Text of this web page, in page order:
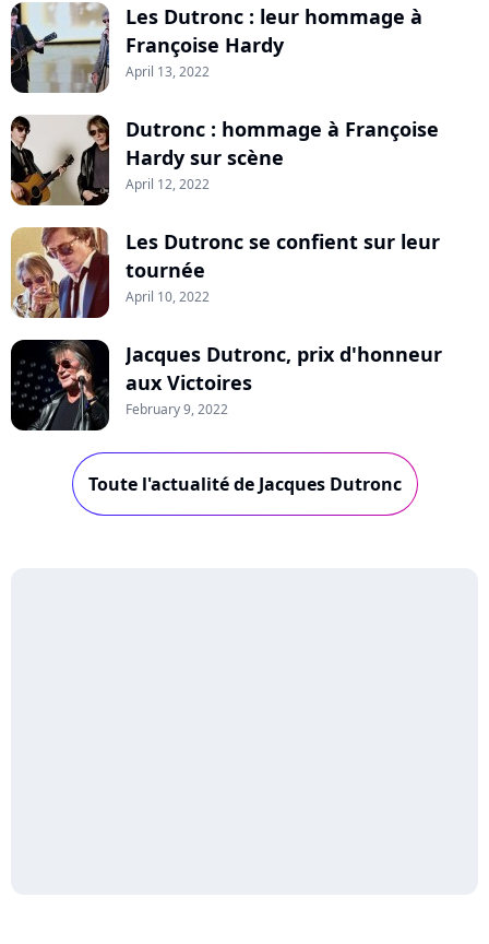
Les Dutronc : leur hommage à
Françoise Hardy
April 13, 2022
Dutronc : hommage à Françoise
Hardy sur scène
April 12, 2022
Les Dutronc se confient sur leur
tournée
April 10, 2022
Jacques Dutronc, prix d'honneur
aux Victoires
February 9, 2022
Toute l'actualité de Jacques Dutronc